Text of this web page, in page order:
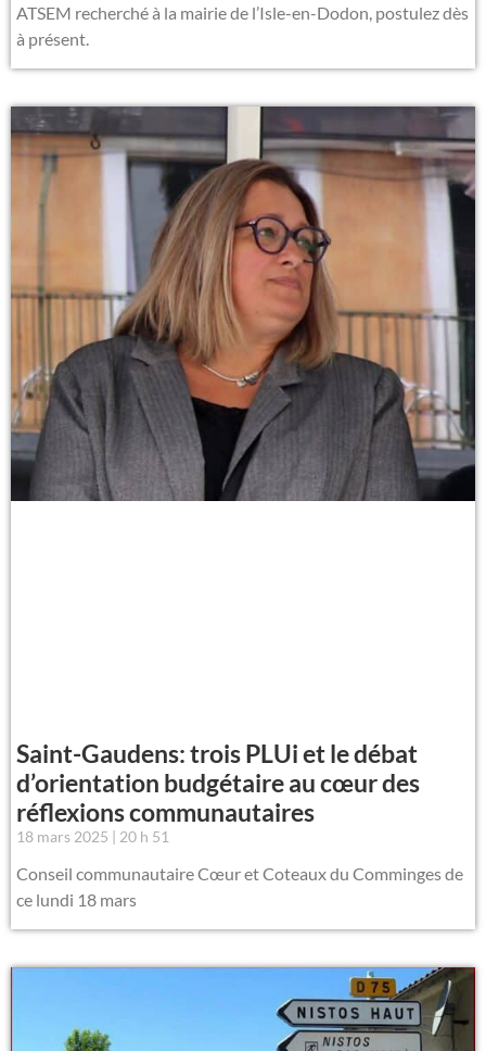
ATSEM recherché à la mairie de l’Isle-en-Dodon, postulez dès
à présent.
Saint-Gaudens: trois PLUi et le débat
d’orientation budgétaire au cœur des
réflexions communautaires
18 mars 2025 20 h 51
Conseil communautaire Cœur et Coteaux du Comminges de
ce lundi 18 mars